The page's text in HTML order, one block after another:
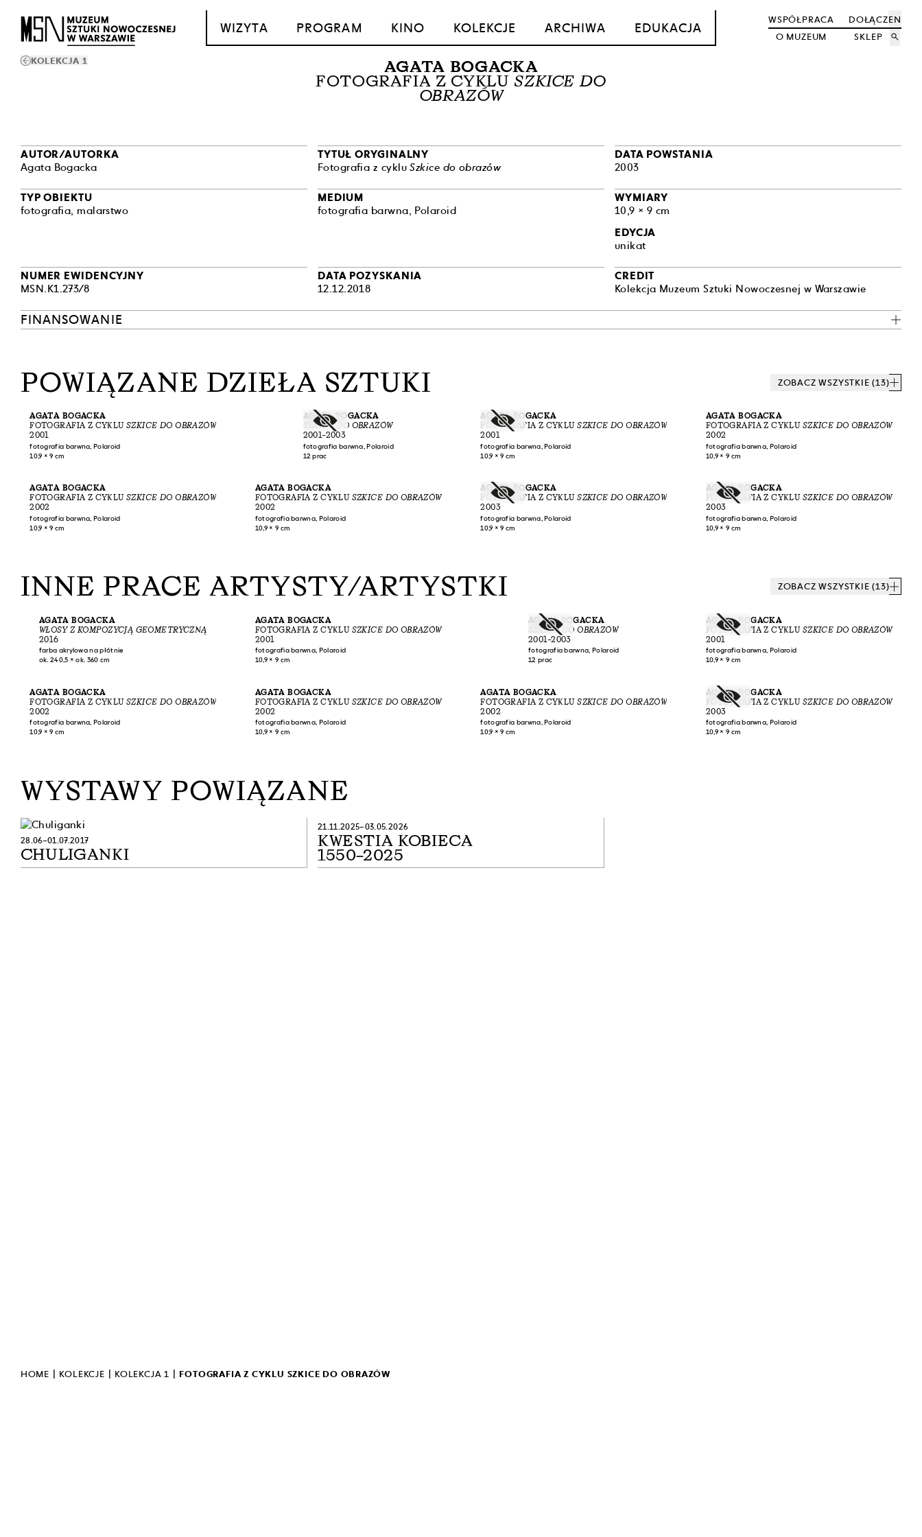
WIZYTA PROGRAM KINO KOLEKCJE ARCHIWA EDUKACJA
WSPÓŁPRACA
DOŁĄCZ
O MUZEUM
SKLEP
EN
search
KOLEKCJA 1
AGATA BOGACKA
FOTOGRAFIA Z CYKLU SZKICE DO
OBRAZÓW
AUTOR/AUTORKA
Agata Bogacka
TYTUŁ ORYGINALNY
Fotografia z cykluSzkice do obrazów
DATA POWSTANIA
2003
TYP OBIEKTU
fotografia, malarstwo
MEDIUM
fotografia barwna, Polaroid
WYMIARY
10,9 × 9 cm
EDYCJA
unikat
NUMER EWIDENCYJNY
MSN.K1.273/8
DATA POZYSKANIA
12.12.2018
CREDIT
Kolekcja Muzeum Sztuki Nowoczesnej w Warszawie
FINANSOWANIE
POWIĄZANE DZIEŁA SZTUKI ZOBACZ WSZYSTKIE (13)
AGATA BOGACKA
FOTOGRAFIA Z CYKLUSZKICE DO OBRAZÓW
2001
fotografia barwna, Polaroid
10,9 × 9 cm
AGATA BOGACKA
SZKICE DO OBRAZÓW
2001–2003
fotografia barwna, Polaroid
12 prac
AGATA BOGACKA
FOTOGRAFIA Z CYKLUSZKICE DO OBRAZÓW
2001
fotografia barwna, Polaroid
10,9 × 9 cm
AGATA BOGACKA
FOTOGRAFIA Z CYKLU SZKICE DO OBRAZÓW
2002
fotografia barwna, Polaroid
10,9 × 9 cm
AGATA BOGACKA
FOTOGRAFIA Z CYKLUSZKICE DO OBRAZÓW
2002
fotografia barwna, Polaroid
10,9 × 9 cm
AGATA BOGACKA
FOTOGRAFIA Z CYKLU SZKICE DO OBRAZÓW
2002
fotografia barwna, Polaroid
10,9 × 9 cm
AGATA BOGACKA
FOTOGRAFIA Z CYKLUSZKICE DO OBRAZÓW
2003
fotografia barwna, Polaroid
10,9 × 9 cm
AGATA BOGACKA
FOTOGRAFIA Z CYKLU SZKICE DO OBRAZÓW
2003
fotografia barwna, Polaroid
10,9 × 9 cm
INNE PRACE ARTYSTY/ARTYSTKI ZOBACZ WSZYSTKIE (13)
AGATA BOGACKA
WŁOSY Z KOMPOZYCJĄ GEOMETRYCZNĄ
2016
farba akrylowa na płótnie
ok. 240,5 × ok. 360 cm
AGATA BOGACKA
FOTOGRAFIA Z CYKLU SZKICE DO OBRAZÓW
2001
fotografia barwna, Polaroid
10,9 × 9 cm
AGATA BOGACKA
SZKICE DO OBRAZÓW
2001–2003
fotografia barwna, Polaroid
12 prac
AGATA BOGACKA
FOTOGRAFIA Z CYKLU SZKICE DO OBRAZÓW
2001
fotografia barwna, Polaroid
10,9 × 9 cm
AGATA BOGACKA
FOTOGRAFIA Z CYKLUSZKICE DO OBRAZÓW
2002
fotografia barwna, Polaroid
10,9 × 9 cm
AGATA BOGACKA
FOTOGRAFIA Z CYKLU SZKICE DO OBRAZÓW
2002
fotografia barwna, Polaroid
10,9 × 9 cm
AGATA BOGACKA
FOTOGRAFIA Z CYKLUSZKICE DO OBRAZÓW
2002
fotografia barwna, Polaroid
10,9 × 9 cm
AGATA BOGACKA
FOTOGRAFIA Z CYKLU SZKICE DO OBRAZÓW
2003
fotografia barwna, Polaroid
10,9 × 9 cm
WYSTAWY POWIĄZANE
CHULIGANKI
28.06–01.07.2017
KWESTIA KOBIECA
1550–2025
21.11.2025–03.05.2026
HOME | KOLEKCJE | KOLEKCJA 1 | FOTOGRAFIA Z CYKLU SZKICE DO OBRAZÓW